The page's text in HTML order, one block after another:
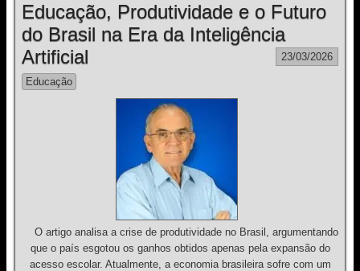
Educação, Produtividade e o Futuro
do Brasil na Era da Inteligência
Artificial
23/03/2026
Educação
O artigo analisa a crise de produtividade no Brasil, argumentando
que o país esgotou os ganhos obtidos apenas pela expansão do
acesso escolar. Atualmente, a economia brasileira sofre com um